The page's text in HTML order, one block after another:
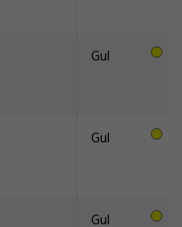
Gul
Gul
Gul